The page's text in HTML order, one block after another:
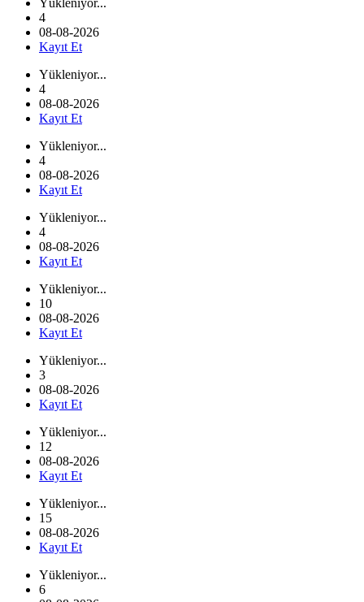
Yükleniyor...
4
08-08-2026
Kayıt Et
Yükleniyor...
4
08-08-2026
Kayıt Et
Yükleniyor...
4
08-08-2026
Kayıt Et
Yükleniyor...
4
08-08-2026
Kayıt Et
Yükleniyor...
10
08-08-2026
Kayıt Et
Yükleniyor...
3
08-08-2026
Kayıt Et
Yükleniyor...
12
08-08-2026
Kayıt Et
Yükleniyor...
15
08-08-2026
Kayıt Et
Yükleniyor...
6